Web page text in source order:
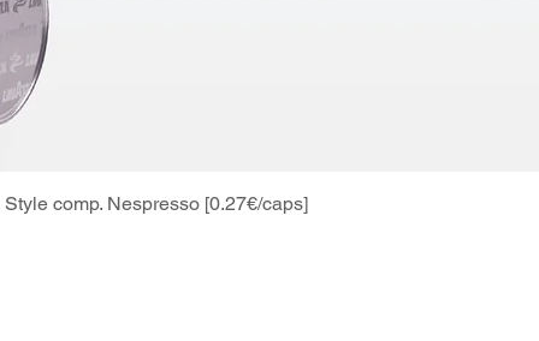
Vista rápida
comp. Nespresso [0.27€/caps]